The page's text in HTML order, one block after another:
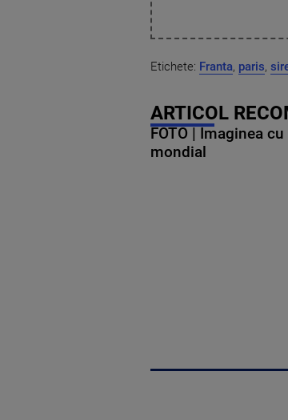
Etichete: Franta, paris,
ARTICOL
FOTO | Imaginea
mondial